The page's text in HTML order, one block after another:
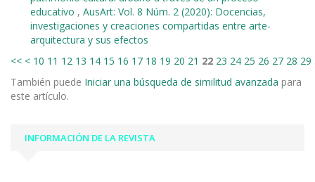
educativo , AusArt: Vol. 8 Núm. 2 (2020): Docencias,
investigaciones y creaciones compartidas entre arte-
arquitectura y sus efectos
<< < 10 11 12 13 14 15 16 17 18 19 20 21 22 23 24 25 26 27 28 29
También puede Iniciar una búsqueda de similitud avanzada para
este artículo.
INFORMACIÓN DE LA REVISTA